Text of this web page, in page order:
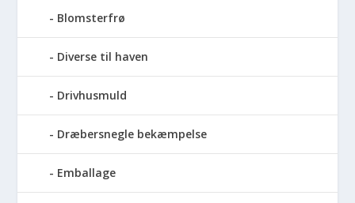
Blomsterfrø
Diverse til haven
Drivhusmuld
Dræbersnegle bekæmpelse
Emballage